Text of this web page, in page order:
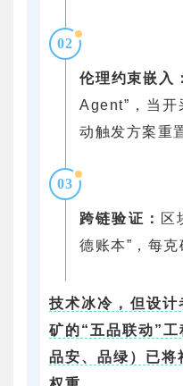
02
伦理约束嵌入：
Agent”，当开
动触发方案重
03
跨链验证： 区
德账本”，每
技术冰冷，但设
矿的“五品联动”工
品安、品绿）已